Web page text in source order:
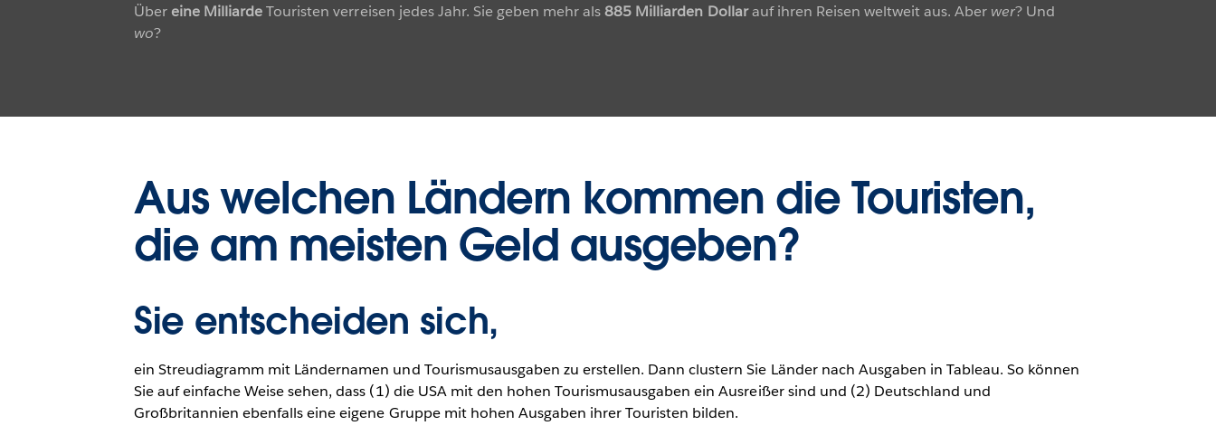
Über eine MilliardeTouristen verreisen jedes Jahr. Sie geben mehr als885 Milliarden Dollarauf ihren Reisen weltweit aus. Aber wer? Und
wo?
Aus welchen Ländern kommen die Touristen,
die am meisten Geld ausgeben?
Sie entscheiden sich,
ein Streudiagramm mit Ländernamen und Tourismusausgaben zu erstellen. Dann clustern Sie Länder nach Ausgaben in Tableau. So können
Sie auf einfache Weise sehen, dass (1) die USA mit den hohen Tourismusausgaben ein Ausreißer sind und (2) Deutschland und
Großbritannien ebenfalls eine eigene Gruppe mit hohen Ausgaben ihrer Touristen bilden.